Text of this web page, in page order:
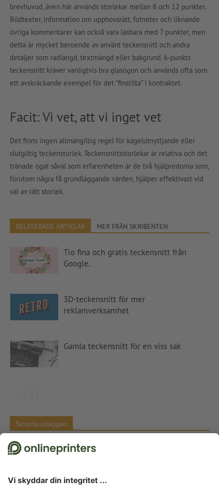
brevhuvud, även här används storlekar mellan 8 och 12 punkter.
Bildtexter, information om upphovsrätt, fotnoter och liknande
övriga kommentarer kan också vara läsbara med 7 punkter, men
detta är mycket beroende av använt teckensnitt och andra
detaljer som radlängd, textmängd eller bakgrund. 6-punkts
teckensnitt kräver vanligtvis bra glasögon och används ofta som
ett avskräckande exempel för det ”finstilta” i kontraktet.
Facit: Vi vet, att vi inget vet
Det finns ingen allmängiltig regel för kägelutnyttjande eller
slutgiltig teckenstorlek. Teckensnittsstorlekar är relativa och det
tränade ögat såväl som erfarenheten är de två hjälpredorna som,
förutom några få grundläggande värden, hjälper effektivast vid
val av rätt storlek.
RELATERADE ARTIKLAR MER FRÅN SKRIBENTEN
Tio fina och gratis teckensnitt från
Google.
3D-teckensnitt för mer
reklamverksamhet
Gamla teckensnitt för en viss sak
Senaste inläggen